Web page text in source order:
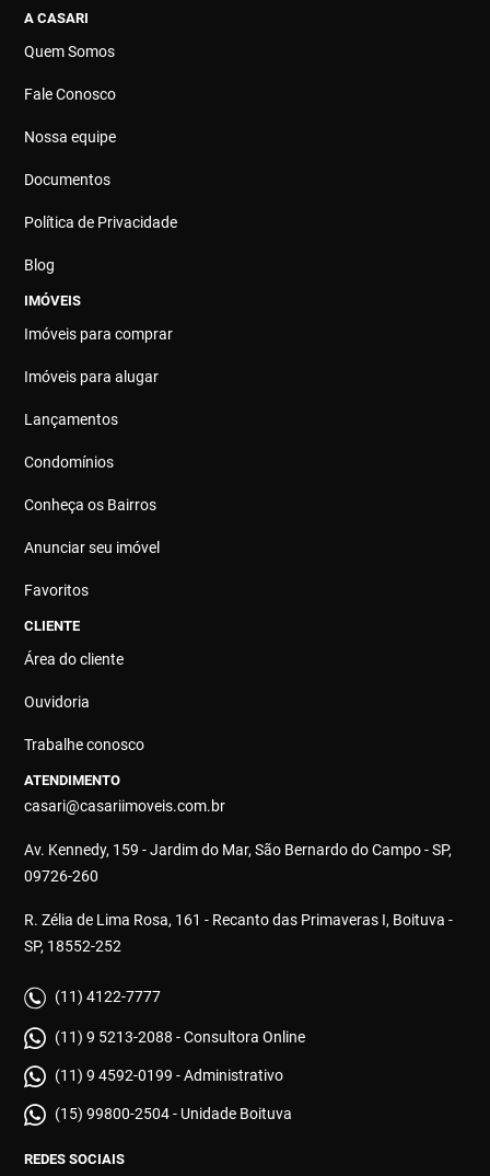
A CASARI
Quem Somos
Fale Conosco
Nossa equipe
Documentos
Política de Privacidade
Blog
IMÓVEIS
Imóveis para comprar
Imóveis para alugar
Lançamentos
Condomínios
Conheça os Bairros
Anunciar seu imóvel
Favoritos
CLIENTE
Área do cliente
Ouvidoria
Trabalhe conosco
ATENDIMENTO
casari@casariimoveis.com.br
Av. Kennedy, 159 - Jardim do Mar, São Bernardo do Campo - SP,
09726-260
R. Zélia de Lima Rosa, 161 - Recanto das Primaveras I, Boituva -
SP, 18552-252
(11) 4122-7777
(11) 9 5213-2088 - Consultora Online
(11) 9 4592-0199 - Administrativo
(15) 99800-2504 - Unidade Boituva
REDES SOCIAIS